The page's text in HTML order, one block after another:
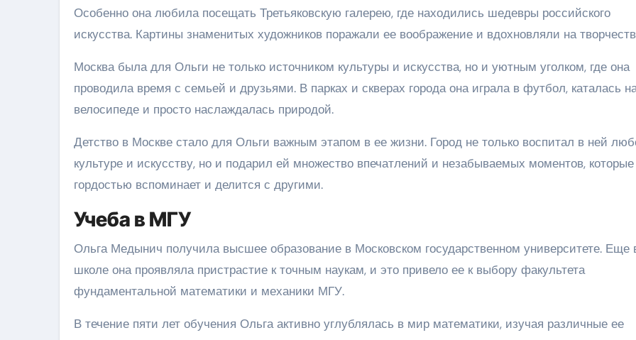
Особенно она любила посещать Третьяковскую галерею, где находились шедевры российского
искусства. Картины знаменитых художников поражали ее воображение и вдохновляли на
Москва была для Ольги не только источником культуры и искусства, но и уютным уголком, где она
проводила время с семьей и друзьями. В парках и скверах города она играла в футбол, каталась
велосипеде и просто наслаждалась природой.
Детство в Москве стало для Ольги важным этапом в ее жизни. Город не только воспитал в ней
культуре и искусству, но и подарил ей множество впечатлений и незабываемых моментов,
гордостью вспоминает и делится с другими.
Учеба в МГУ
Ольга Медынич получила высшее образование в Московском государственном университете. Еще
школе она проявляла пристрастие к точным наукам, и это привело ее к выбору факультета
фундаментальной математики и механики МГУ.
В течение пяти лет обучения Ольга активно углублялась в мир математики, изучая различные ее